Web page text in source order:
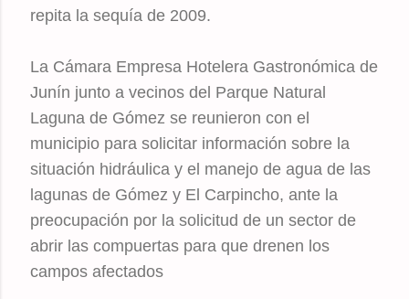
repita la sequía de 2009.
La Cámara Empresa Hotelera Gastronómica de
Junín junto a vecinos del Parque Natural
Laguna de Gómez se reunieron con el
municipio para solicitar información sobre la
situación hidráulica y el manejo de agua de las
lagunas de Gómez y El Carpincho, ante la
preocupación por la solicitud de un sector de
abrir las compuertas para que drenen los
campos afectados